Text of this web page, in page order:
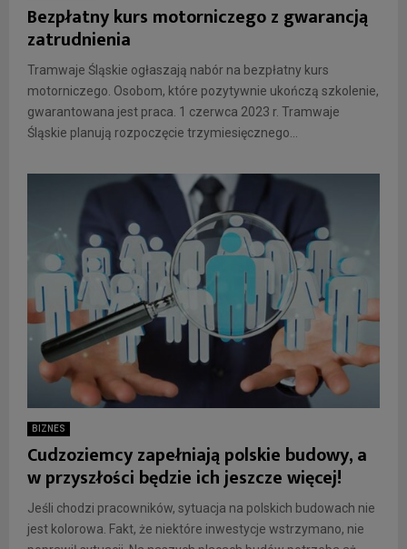
Bezpłatny kurs motorniczego z gwarancją
zatrudnienia
Tramwaje Śląskie ogłaszają nabór na bezpłatny kurs
motorniczego. Osobom, które pozytywnie ukończą szkolenie,
gwarantowana jest praca. 1 czerwca 2023 r. Tramwaje
Śląskie planują rozpoczęcie trzymiesięcznego...
BIZNES
Cudzoziemcy zapełniają polskie budowy, a
w przyszłości będzie ich jeszcze więcej!
Jeśli chodzi pracowników, sytuacja na polskich budowach nie
jest kolorowa. Fakt, że niektóre inwestycje wstrzymano, nie